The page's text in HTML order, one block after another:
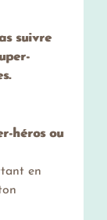
suivre
héros ou
en